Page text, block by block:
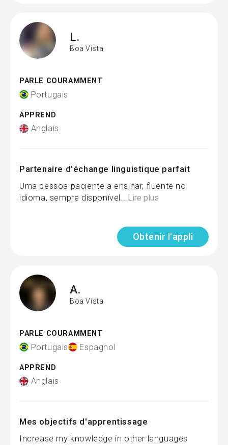
L.
Boa Vista
PARLE COURAMMENT
Portugais
APPREND
Anglais
Partenaire d'échange linguistique parfait
Uma pessoa paciente a ensinar, fluente no
idioma, sempre disponível...Lire plus
Obtenir l'appli
A.
Boa Vista
PARLE COURAMMENT
Portugais Espagnol
APPREND
Anglais
Mes objectifs d'apprentissage
Increase my knowledge in other languages ​​